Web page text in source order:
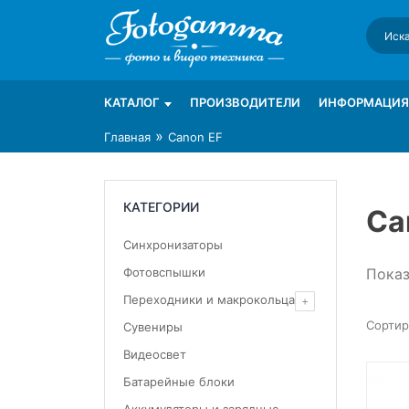
Интернет-магазин фототехники Foto-
Магазин фотоаксессуаров foto-gamma.ru
КАТАЛОГ ПРОИЗВОДИТЕЛИ ИНФОРМАЦИЯ
Главная » Canon EF
КАТЕГОРИИ
Синхронизаторы
Фотовспышки
Переходники и макрокольца
Сувениры
Видеосвет
Батарейные блоки